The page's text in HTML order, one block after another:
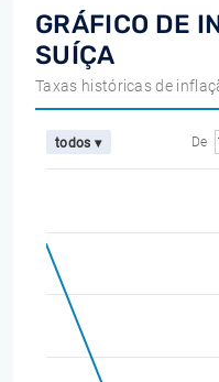
GRÁFICO DE
SUÍÇA
Taxas históricas de
todos ▾ De